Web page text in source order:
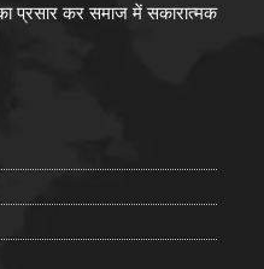
प्रसार कर समाज में सकारात्मक